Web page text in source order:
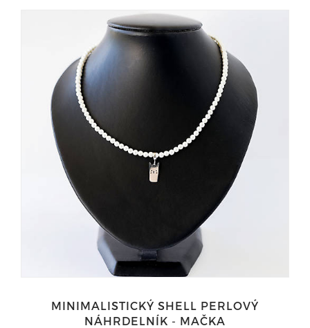
MINIMALISTICKÝ SHELL PERLOVÝ
NÁHRDELNÍK - MAČKA